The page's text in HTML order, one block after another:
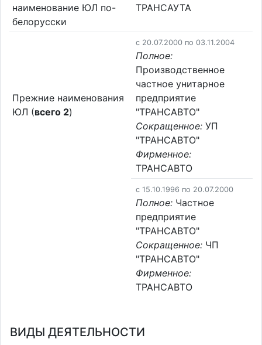
наименование ЮЛ по-
белорусски
ТРАНСАУТА
Прежние наименования
ЮЛ (всего 2)
c 20.07.2000 по 03.11.2004
Полное:
Производственное
частное унитарное
предприятие
"ТРАНСАВТО"
Сокращенное: УП
"ТРАНСАВТО"
Фирменное:
ТРАНСАВТО
c 15.10.1996 по 20.07.2000
Полное: Частное
предприятие
"ТРАНСАВТО"
Сокращенное: ЧП
"ТРАНСАВТО"
Фирменное:
ТРАНСАВТО
ВИДЫ ДЕЯТЕЛЬНОСТИ